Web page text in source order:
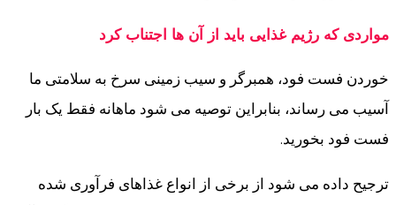
مواردی که رژیم غذایی باید از آن ها اجتناب کرد
خوردن فست فود، همبرگر و سیب زمینی سرخ به سلامتی ما
آسیب می رساند، بنابراین توصیه می شود ماهانه فقط یک بار
فست فود بخورید.
ترجیح داده می شود از برخی از انواع غذاهای فرآوری شده